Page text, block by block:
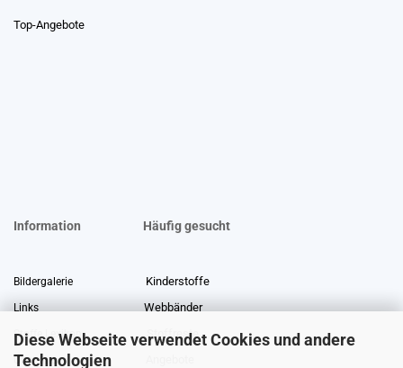
Diese Webseite verwendet Cookies und andere
Technologien
Top-Angebote
Information Häufig gesucht
Bildergalerie Kinderstoffe
Links Webbänder
Stoffe Lexikon Stoffreste
Über uns